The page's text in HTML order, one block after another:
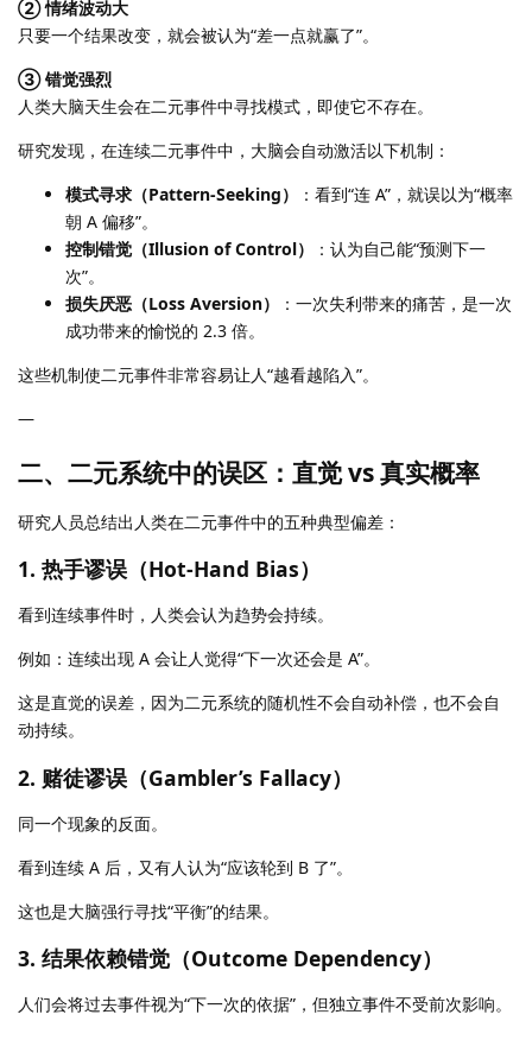
② 情绪波动大
只要一个结果改变，就会被认为“差一点就赢了”。
③ 错觉强烈
人类大脑天生会在二元事件中寻找模式，即使它不存在。
研究发现，在连续二元事件中，大脑会自动激活以下机制：
模式寻求（Pattern-Seeking）
：看到“连 A”，就误以为“概率
朝 A 偏移”。
控制错觉（Illusion of Control）
：认为自己能“预测下一
次”。
损失厌恶（Loss Aversion）
：一次失利带来的痛苦，是一次
成功带来的愉悦的 2.3 倍。
这些机制使二元事件非常容易让人“越看越陷入”。
—
二、二元系统中的误区：直觉 vs 真实概率
研究人员总结出人类在二元事件中的五种典型偏差：
1. 热手谬误（Hot-Hand Bias）
看到连续事件时，人类会认为趋势会持续。
例如：连续出现 A 会让人觉得“下一次还会是 A”。
这是直觉的误差，因为二元系统的随机性不会自动补偿，也不会自
动持续。
2. 赌徒谬误（Gambler’s Fallacy）
同一个现象的反面。
看到连续 A 后，又有人认为“应该轮到 B 了”。
这也是大脑强行寻找“平衡”的结果。
3. 结果依赖错觉（Outcome Dependency）
人们会将过去事件视为“下一次的依据”，但独立事件不受前次影响。